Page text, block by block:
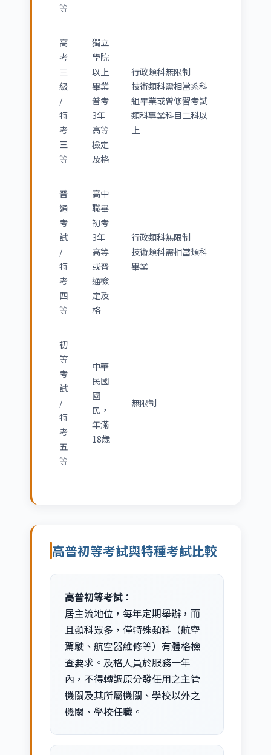
等
高
考
三
級
/
特
考
三
等
獨立
學院
以上
畢業
普考
3年
高等
檢定
及格
行政類科無限制
技術類科需相當系科
組畢業或曾修習考試
類科專業科目二科以
上
普
通
考
試
/
特
考
四
等
高中
職畢
初考
3年
高等
或普
通檢
定及
格
行政類科無限制
技術類科需相當類科
畢業
初
等
考
試
/
特
考
五
等
中華
民國
國
民，
年滿
18歲
無限制
高普初等考試與特種考試比較
高普初等考試：
居主流地位，每年定期舉辦，而
且類科眾多，僅特殊類科（航空
駕駛、航空器維修等）有體格檢
查要求。及格人員於服務一年
內，不得轉調原分發任用之主管
機關及其所屬機關、學校以外之
機關、學校任職。